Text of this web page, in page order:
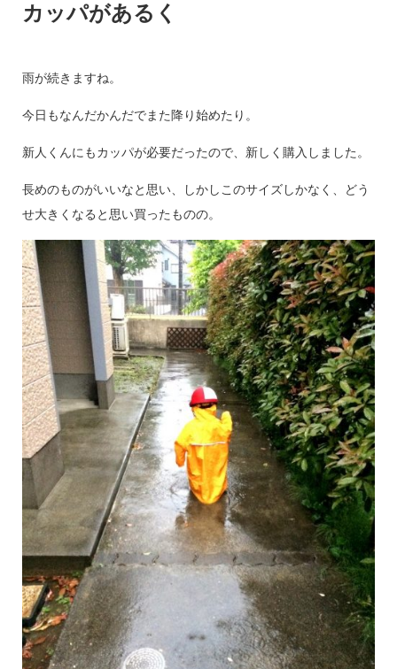
カッパがあるく
雨が続きますね。
今日もなんだかんだでまた降り始めたり。
新人くんにもカッパが必要だったので、新しく購入しました。
長めのものがいいなと思い、しかしこのサイズしかなく、どう
せ大きくなると思い買ったものの。